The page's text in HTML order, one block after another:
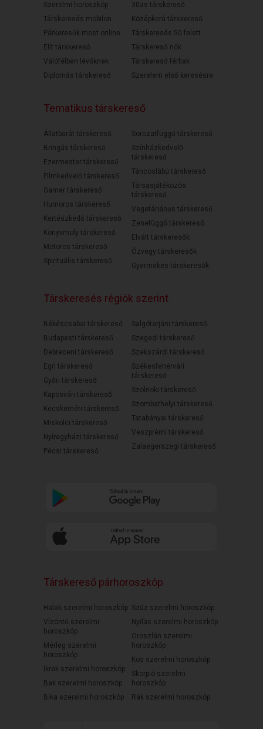
Szerelmi horoszkóp
Társkeresés mobilon
Párkeresők most online
Elit társkereső
Válófélben lévőknek
Diplomás társkereső
30as társkereső
Középkorú társkereső
Társkeresés 50 felett
Társkereső nők
Társkereső férfiak
Szerelem első keresésre
Tematikus társkereső
Állatbarát társkereső
Bringás társkereső
Ezermester társkereső
Filmkedvelő társkereső
Gamer társkereső
Humoros társkereső
Kertészkedő társkereső
Könyvmoly társkereső
Motoros társkereső
Spirituális társkereső
Sorozatfüggő társkereső
Színházkedvelő
társkereső
Táncoslábú társkereső
Társasjátékozós
társkereső
Vegetáriánus társkereső
Zenefüggő társkereső
Elvált társkeresők
Özvegy társkeresők
Gyermekes társkeresők
Társkeresés régiók szerint
Békéscsabai társkereső
Budapesti társkereső
Debreceni társkereső
Egri társkereső
Győri társkereső
Kaposvári társkereső
Kecskeméti társkereső
Miskolci társkereső
Nyíregyházi társkereső
Pécsi társkereső
Salgótarjáni társkereső
Szegedi társkereső
Szekszárdi társkereső
Székesfehérvári
társkereső
Szolnoki társkereső
Szombathelyi társkereső
Tatabányai társkereső
Veszprémi társkereső
Zalaegerszegi társkereső
Társkereső párhoroszkóp
Halak szerelmi horoszkóp
Vízöntő szerelmi
horoszkóp
Mérleg szerelmi
horoszkóp
Ikrek szerelmi horoszkóp
Bak szerelmi horoszkóp
Bika szerelmi horoszkóp
Szűz szerelmi horoszkóp
Nyilas szerelmi horoszkóp
Oroszlán szerelmi
horoszkóp
Kos szerelmi horoszkóp
Skorpió szerelmi
horoszkóp
Rák szerelmi horoszkóp